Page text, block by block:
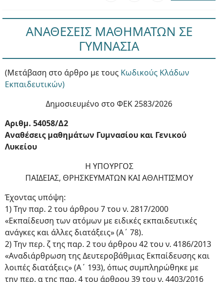
ΑΝΑΘΕΣΕΙΣ ΜΑΘΗΜΑΤΩΝ ΣΕ
ΓΥΜΝΑΣΙΑ
(Μετάβαση στο άρθρο με τους Κωδικούς Κλάδων
Εκπαιδευτικών)
Δημοσιευμένο στο ΦΕΚ 2583/2026
Αριθμ. 54058/Δ2
Αναθέσεις μαθημάτων Γυμνασίου και Γενικού
Λυκείου
Η ΥΠΟΥΡΓΟΣ
ΠΑΙΔΕΙΑΣ, ΘΡΗΣΚΕΥΜΑΤΩΝ ΚΑΙ ΑΘΛΗΤΙΣΜΟΥ
Έχοντας υπόψη:
1) Την παρ. 2 του άρθρου 7 του ν. 2817/2000
«Εκπαίδευση των ατόμων με ειδικές εκπαιδευτικές
ανάγκες και άλλες διατάξεις» (Α΄ 78).
2) Την περ. ζ της παρ. 2 του άρθρου 42 του ν. 4186/2013
«Αναδιάρθρωση της Δευτεροβάθμιας Εκπαίδευσης και
λοιπές διατάξεις» (Α΄ 193), όπως συμπληρώθηκε με
την περ. α της παρ. 4 του άρθρου 39 του ν. 4403/2016